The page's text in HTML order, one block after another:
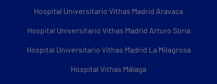
Hospital Universitario Vithas Madrid Aravaca
Hospital Universitario Vithas Madrid Arturo Soria
Hospital Universitario Vithas Madrid La Milagrosa
Hospital Vithas Málaga